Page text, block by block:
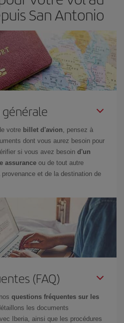
San Antonio
votre billet d'avion , pensez à
dont vous aurez besoin pour
si vous avez besoin d'un
assurance ou de tout autre
et de la destination de
(FAQ)
questions fréquentes sur les
les documents
Iberia, ainsi que les procédures